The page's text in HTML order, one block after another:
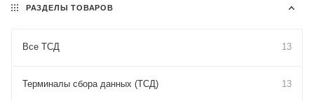
РАЗДЕЛЫ ТОВАРОВ
Все ТСД 13
Терминалы сбора данных (ТСД) 13